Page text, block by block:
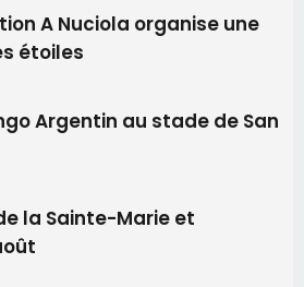
la Sainte-Marie et
week-end du tournoi du
de la disparition du
de Saint Exupery